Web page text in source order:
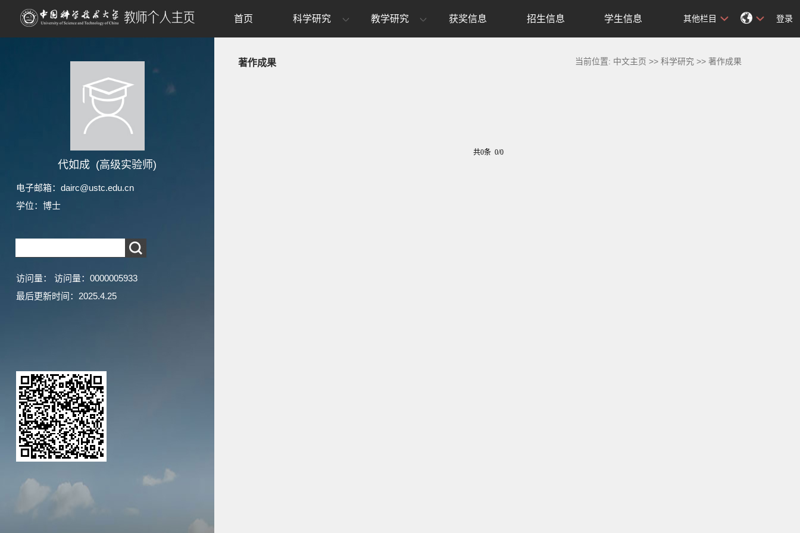
代如成 (高级实验师)
电子邮箱： dairc@ustc.edu.cn
学位：博士
访问量： 访问量： 0000005933
最后更新时间： 2025.4.25
首页 科学研究 教学研究 获奖信息 招生信息 学生信息 其他栏目 登录
著作成果 当前位置: 中文主页 >>科学研究 >>著作成果
共0条 0/0